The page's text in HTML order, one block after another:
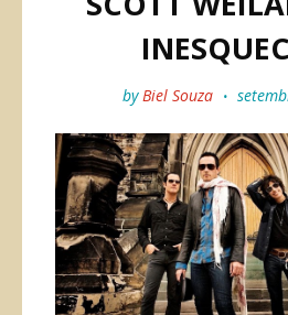
byBiel Souza